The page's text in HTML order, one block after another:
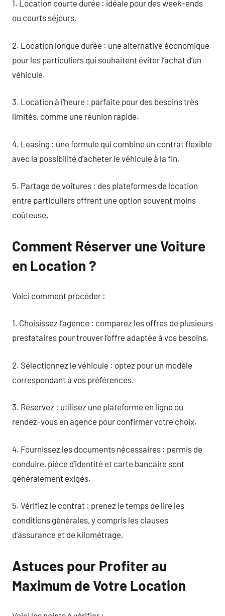
1. Location courte durée : idéale pour des week-ends
ou courts séjours.
2. Location longue durée : une alternative économique
pour les particuliers qui souhaitent éviter l’achat d’un
véhicule.
3. Location à l’heure : parfaite pour des besoins très
limités, comme une réunion rapide.
4. Leasing : une formule qui combine un contrat flexible
avec la possibilité d’acheter le véhicule à la fin.
5. Partage de voitures : des plateformes de location
entre particuliers offrent une option souvent moins
coûteuse.
Comment Réserver une Voiture
en Location ?
Voici comment procéder :
1. Choisissez l’agence : comparez les offres de plusieurs
prestataires pour trouver l’offre adaptée à vos besoins.
2. Sélectionnez le véhicule : optez pour un modèle
correspondant à vos préférences.
3. Réservez : utilisez une plateforme en ligne ou
rendez-vous en agence pour confirmer votre choix.
4. Fournissez les documents nécessaires : permis de
conduire, pièce d’identité et carte bancaire sont
généralement exigés.
5. Vérifiez le contrat : prenez le temps de lire les
conditions générales, y compris les clauses
d’assurance et de kilométrage.
Astuces pour Profiter au
Maximum de Votre Location